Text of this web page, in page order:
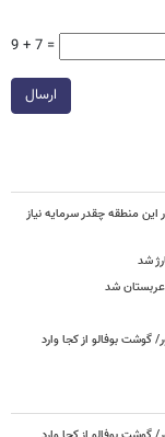
9 + 7 =
ارسال
در نازی‌آباد/ خرید آپارتمان ۲ خوابه در این منطقه چقدر سرمایه نیاز
شد
گوشت بوفالو از کجا وارد